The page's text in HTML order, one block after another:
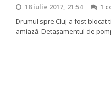
18 iulie 2017, 21:54
1
Drumul spre Cluj a fost blocat
amiază. Detaşamentul de